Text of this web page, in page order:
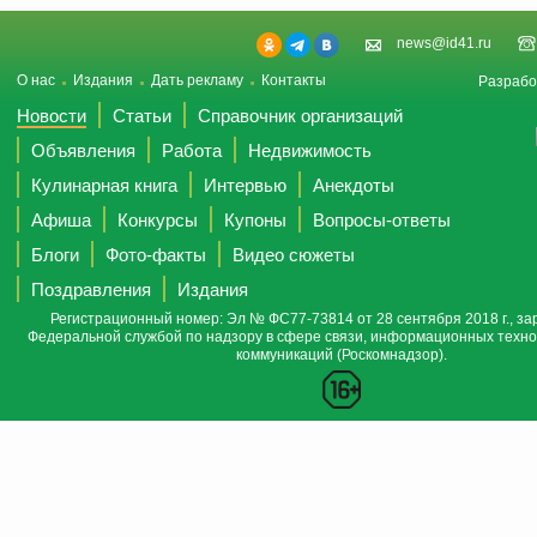
news@id41.ru
О нас Издания Дать рекламу Контакты
Новости Статьи
Справочник организаций
Объявления
Работа
Недвижимость
Кулинарная книга
Интервью
Анекдоты
Афиша
Конкурсы Купоны
Вопросы-ответы
Блоги
Фото-факты
Видео сюжеты
Поздравления
Издания
Регистрационный номер: Эл № ФС77-73814 от 28 сентября 2018 г.,
Федеральной службой по надзору в сфере связи, информационных
коммуникаций (Роскомнадзор).